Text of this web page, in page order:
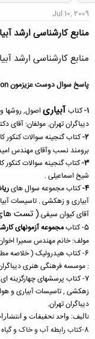
Jul 10, 2009
منابع کارشناسی ارشد
منابع کارشناسی ارشد
پاسخ سوال دوست عزیزمون irrigation در مورد منابع کارشناسی ارشد آبیاری و زهکشی
1- کتابآبیاریاصول, روشها
دیباگران تهران. مولفان: آقای
2- کتاب گنجینه سوالات کنکور
برومند نسب وآقای مهندس
3- کتاب گنجینه سوالات کنکور
شیخ اسماعیلی .
4- کتاب مجموعه سوال های
آبیاری و زهکشی . تاسیسات
آقای کیوان سیفی.( تست های
5- کتاب مجموعه آزمونهای
مولف: خانم مهندس سمیرا
6- کتاب هیدرولیک ( خلاصه مطالب , پرسشهای چهار گزینه ای و پاسخنامه تشریحی ). ناشر:
: موسسه فرهنگی هنری
زهکشی , تاسیسات آبیاری و
دیباگران تهران.
تالیف: واحد تحقیقات و
8-کتاب رابطه آب و خاک و گیاه امین علیزاده